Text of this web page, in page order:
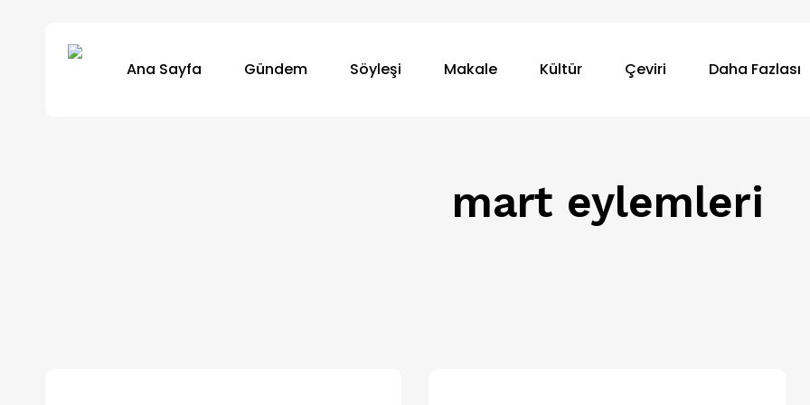
Ana Sayfa Gündem Söyleşi Makale Kültür Çeviri Daha Fazlası
mart eylemleri